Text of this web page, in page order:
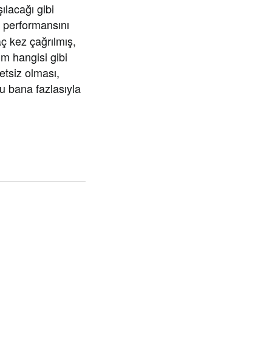
gibi
kez çağrılmış,
hangisi gibi
olması,
bana fazlasıyla